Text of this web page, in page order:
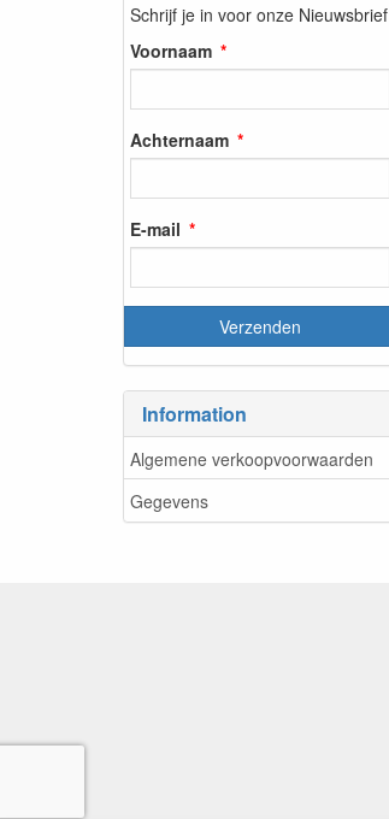
Schrijf je in voor onze Nieuwsbrief
Voornaam
Achternaam
E-mail
Information
Algemene verkoopvoorwaarden
Gegevens